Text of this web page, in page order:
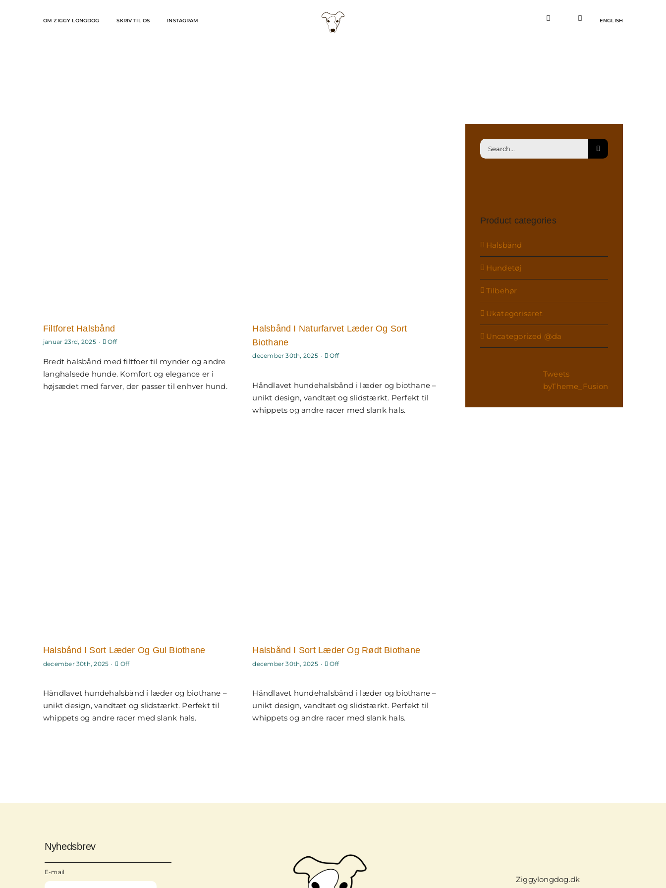
OM ZIGGY LONGDOG SKRIV TIL OS INSTAGRAM ENGLISH
Filtforet Halsbånd
januar 23rd, 2025 · OffComments
Filtforet
halsbånd
Bredt halsbånd med filtfoer til mynder og andre
langhalsede hunde. Komfort og elegance er i
højsædet med farver, der passer til enhver hund.
Halsbånd I Naturfarvet Læder Og Sort
Biothane
december 30th, 2025 · OffComments
i
læder
og
sort
Håndlavet hundehalsbånd i læder og biothane –
unikt design, vandtæt og slidstærkt. Perfekt til
whippets og andre racer med slank hals.
Halsbånd I Sort Læder Og Gul Biothane
december 30th, 2025 · OffComments
i
læder
og
gul
Håndlavet hundehalsbånd i læder og biothane –
unikt design, vandtæt og slidstærkt. Perfekt til
whippets og andre racer med slank hals.
Halsbånd I Sort Læder Og Rødt Biothane
december 30th, 2025 · OffComments
i
læder
og
rødt
Håndlavet hundehalsbånd i læder og biothane –
unikt design, vandtæt og slidstærkt. Perfekt til
whippets og andre racer med slank hals.
Søg
efter:
Product categories
Halsbånd
Hundetøj
Tilbehør
Ukategoriseret
Uncategorized @da
Tweets
byTheme_Fusion
Nyhedsbrev
E-mail
Ziggylongdog.dk